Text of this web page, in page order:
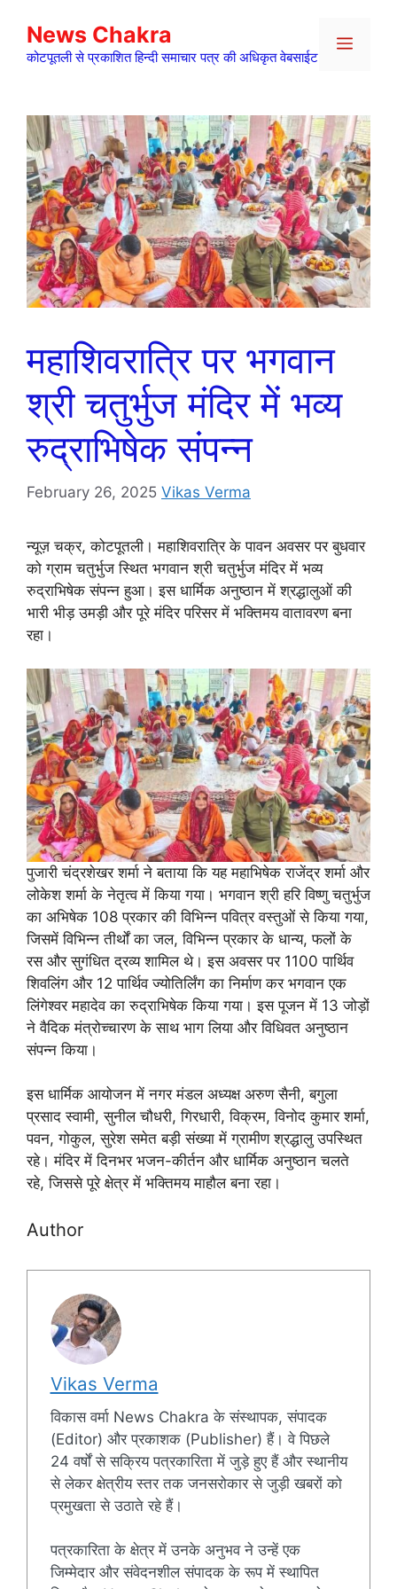
content
News Chakra
कोटपूतली से प्रकाशित हिन्दी समाचार पत्र की अधिकृत वेबसाईट
Menu
महाशिवरात्रि पर भगवान
श्री चतुर्भुज मंदिर में भव्य
रुद्राभिषेक संपन्न
February 26, 2025 Vikas Verma
न्यूज़ चक्र, कोटपूतली। महाशिवरात्रि के पावन अवसर पर बुधवार
को ग्राम चतुर्भुज स्थित भगवान श्री चतुर्भुज मंदिर में भव्य
रुद्राभिषेक संपन्न हुआ। इस धार्मिक अनुष्ठान में श्रद्धालुओं की
भारी भीड़ उमड़ी और पूरे मंदिर परिसर में भक्तिमय वातावरण बना
रहा।
पुजारी चंद्रशेखर शर्मा ने बताया कि यह महाभिषेक राजेंद्र शर्मा और
लोकेश शर्मा के नेतृत्व में किया गया। भगवान श्री हरि विष्णु चतुर्भुज
का अभिषेक 108 प्रकार की विभिन्न पवित्र वस्तुओं से किया गया,
जिसमें विभिन्न तीर्थों का जल, विभिन्न प्रकार के धान्य, फलों के
रस और सुगंधित द्रव्य शामिल थे। इस अवसर पर 1100 पार्थिव
शिवलिंग और 12 पार्थिव ज्योतिर्लिंग का निर्माण कर भगवान एक
लिंगेश्वर महादेव का रुद्राभिषेक किया गया। इस पूजन में 13 जोड़ों
ने वैदिक मंत्रोच्चारण के साथ भाग लिया और विधिवत अनुष्ठान
संपन्न किया।
इस धार्मिक आयोजन में नगर मंडल अध्यक्ष अरुण सैनी, बगुला
प्रसाद स्वामी, सुनील चौधरी, गिरधारी, विक्रम, विनोद कुमार शर्मा,
पवन, गोकुल, सुरेश समेत बड़ी संख्या में ग्रामीण श्रद्धालु उपस्थित
रहे। मंदिर में दिनभर भजन-कीर्तन और धार्मिक अनुष्ठान चलते
रहे, जिससे पूरे क्षेत्र में भक्तिमय माहौल बना रहा।
Author
Vikas Verma
विकास वर्मा News Chakra के संस्थापक, संपादक
(Editor) और प्रकाशक (Publisher) हैं। वे पिछले
24 वर्षों से सक्रिय पत्रकारिता में जुड़े हुए हैं और स्थानीय
से लेकर क्षेत्रीय स्तर तक जनसरोकार से जुड़ी खबरों को
प्रमुखता से उठाते रहे हैं।
पत्रकारिता के क्षेत्र में उनके अनुभव ने उन्हें एक
जिम्मेदार और संवेदनशील संपादक के रूप में स्थापित